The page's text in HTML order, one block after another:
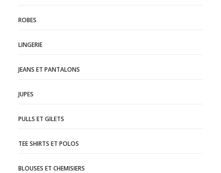
ROBES
LINGERIE
JEANS ET PANTALONS
JUPES
PULLS ET GILETS
TEE SHIRTS ET POLOS
BLOUSES ET CHEMISIERS